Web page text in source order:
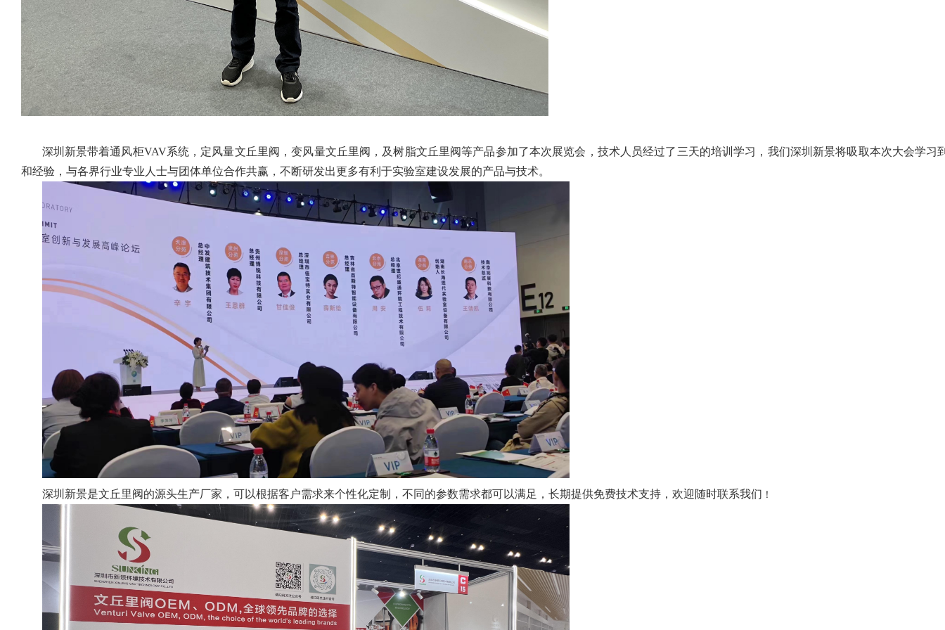
深圳新景带着通风柜VAV系统，定风量文丘里阀，变风量文丘里阀 ，及树脂文丘里阀等产品参加了本次展览会，技术人员经过了三天的培训学习，我们深圳新景将吸取本次大会学习
和经验，与各界行业专业人士与团体单位合作共赢，不断研发出更多有利于实验室建设发展的产品与技术。
深圳新景是文丘里阀的源头生产厂家，可以根据客户需求来个性化定制，不同的参数需求都可以满足，长期提供免费技术支持，欢迎随时联系我们 ！